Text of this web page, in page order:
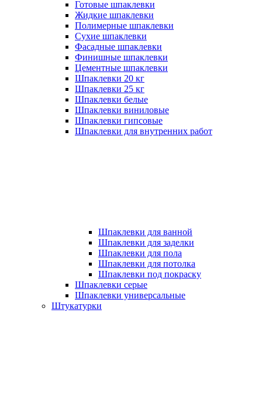
Готовые шпаклевки
Жидкие шпаклевки
Полимерные шпаклевки
Сухие шпаклевки
Фасадные шпаклевки
Финишные шпаклевки
Цементные шпаклевки
Шпаклевки 20 кг
Шпаклевки 25 кг
Шпаклевки белые
Шпаклевки виниловые
Шпаклевки гипсовые
Шпаклевки для внутренних работ
Шпаклевки для ванной
Шпаклевки для заделки
Шпаклевки для пола
Шпаклевки для потолка
Шпаклевки под покраску
Шпаклевки серые
Шпаклевки универсальные
Штукатурки